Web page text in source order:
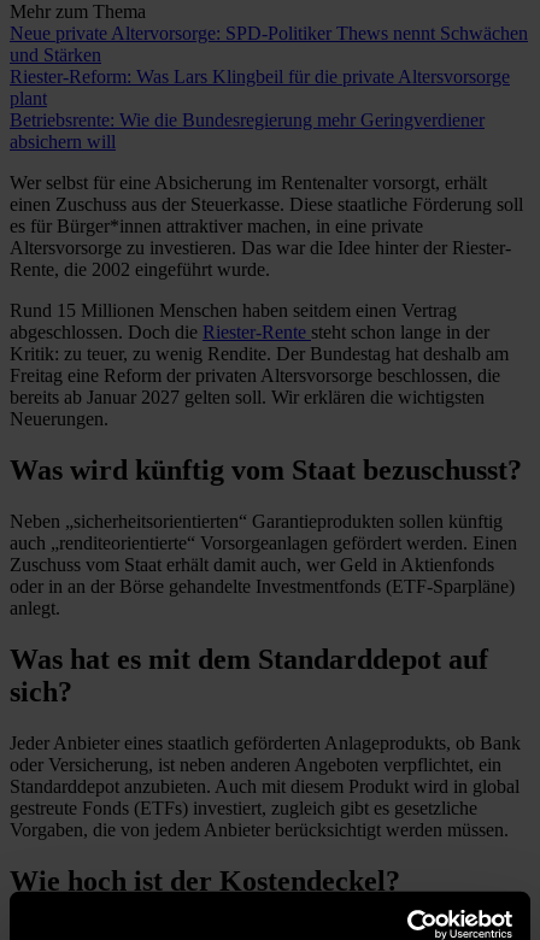
Mehr zum Thema
Neue private Altervorsorge: SPD-Politiker Thews nennt Schwächen
und Stärken
Riester-Reform: Was Lars Klingbeil für die private Altersvorsorge
plant
Betriebsrente: Wie die Bundesregierung mehr Geringverdiener
absichern will
Wer selbst für eine Absicherung im Rentenalter vorsorgt, erhält
einen Zuschuss aus der Steuerkasse. Diese staatliche Förderung soll
es für Bürger*innen attraktiver machen, in eine private
Altersvorsorge zu investieren. Das war die Idee hinter der Riester-
Rente, die 2002 eingeführt wurde.
Rund 15 Millionen Menschen haben seitdem einen Vertrag
abgeschlossen. Doch die Riester-Rente steht schon lange in der
Kritik: zu teuer, zu wenig Rendite. Der Bundestag hat deshalb am
Freitag eine Reform der privaten Altersvorsorge beschlossen, die
bereits ab Januar 2027 gelten soll. Wir erklären die wichtigsten
Neuerungen.
Was wird künftig vom Staat bezuschusst?
Neben „sicherheitsorientierten“ Garantieprodukten sollen künftig
auch „renditeorientierte“ Vorsorgeanlagen gefördert werden. Einen
Zuschuss vom Staat erhält damit auch, wer Geld in Aktienfonds
oder in an der Börse gehandelte Investmentfonds (ETF-Sparpläne)
anlegt.
Was hat es mit dem Standarddepot auf
sich?
Jeder Anbieter eines staatlich geförderten Anlageprodukts, ob Bank
oder Versicherung, ist neben anderen Angeboten verpflichtet, ein
Standarddepot anzubieten. Auch mit diesem Produkt wird in global
gestreute Fonds (ETFs) investiert, zugleich gibt es gesetzliche
Vorgaben, die von jedem Anbieter berücksichtigt werden müssen.
Wie hoch ist der Kostendeckel?
Das Standarddepot wird einen Kostendeckel haben, den die